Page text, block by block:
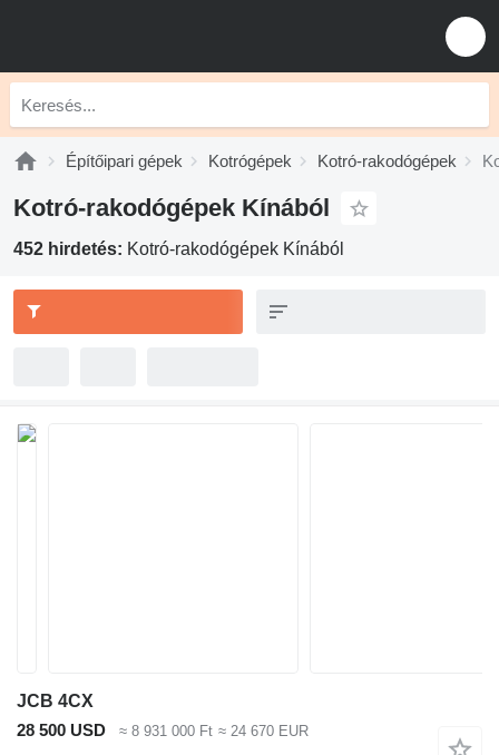
Építőipari gépek Kotrógépek Kotró-rakodógépek
Kotró-rakodógépek Kínából
452 hirdetés: Kotró-rakodógépek Kínából
JCB 4CX
28 500 USD
≈ 8 931 000 Ft ≈ 24 670 EUR